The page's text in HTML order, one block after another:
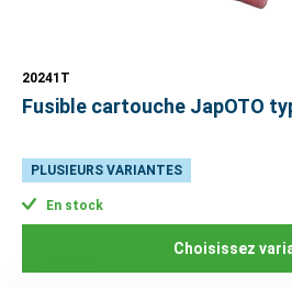
20241T
Fusible cartouche JapOTO
PLUSIEURS VARIANTES
En stock
Choisissez